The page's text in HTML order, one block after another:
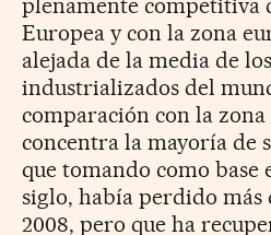
plenamente competitiva
Europea y con la zona
alejada de la media de
industrializados del
comparación con la
concentra la mayoría de
que tomando como base
siglo, había perdido más
2008, pero que ha